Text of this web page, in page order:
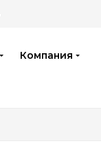
Компания